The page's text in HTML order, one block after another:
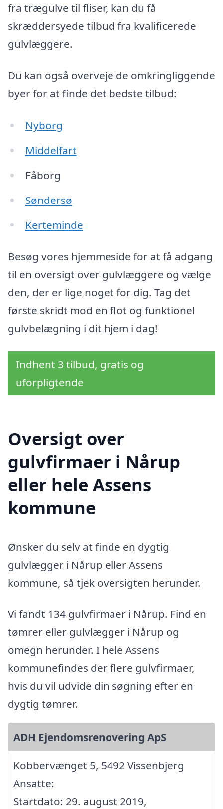
fra trægulve til fliser, kan du få
skræddersyede tilbud fra kvalificerede
gulvlæggere.
Du kan også overveje de omkringliggende
byer for at finde det bedste tilbud:
Nyborg
Middelfart
Fåborg
Søndersø
Kerteminde
Besøg vores hjemmeside for at få adgang
til en oversigt over gulvlæggere og vælge
den, der er lige noget for dig. Tag det
første skridt mod en flot og funktionel
gulvbelægning i dit hjem i dag!
Indhent 3 tilbud, gratis og
uforpligtende
Oversigt over
gulvfirmaer i Nårup
eller hele Assens
kommune
Ønsker du selv at finde en dygtig
gulvlægger i Nårup eller Assens
kommune, så tjek oversigten herunder.
Vi fandt 134 gulvfirmaer i Nårup. Find en
tømrer eller gulvlægger i Nårup og
omegn herunder. I hele Assens
kommunefindes der flere gulvfirmaer,
hvis du vil udvide din søgning efter en
dygtig tømrer.
ADH Ejendomsrenovering ApS
Kobbervænget 5, 5492 Vissenbjerg
Ansatte:
Startdato: 29. august 2019,